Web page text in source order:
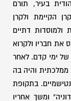
בעיר, תורם
הקיימת ולקרן
ולמוסדות דתיים
את חבריו ולקרוא
של ימי קדם. לאחר
ממלכתית והיה בה
בתקופת
ומשך אחריו